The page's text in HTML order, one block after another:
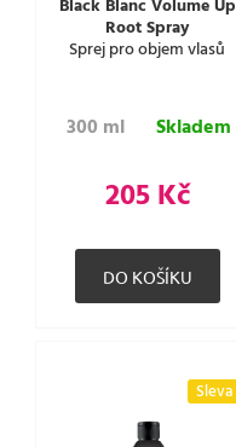
Black Blanc Volume Up
Root Spray
Sprej pro objem vlasů
300 ml Skladem
205 Kč
Sleva